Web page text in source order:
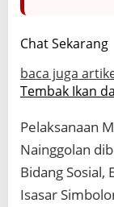
Chat Sekarang
baca juga
Tembak Ikan
Pelaksanaan
Nainggolan
Bidang Sosial,
Isasar